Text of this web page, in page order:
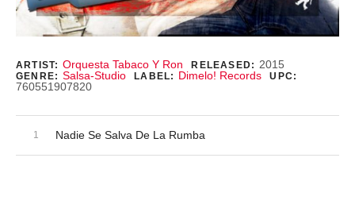
Record Details
ARTIST: Orquesta Tabaco Y Ron RELEASED: 2015
GENRE: Salsa-Studio LABEL: Dimelo! Records UPC:
760551907820
Record Tracklist
Nadie Se Salva De La Rumba